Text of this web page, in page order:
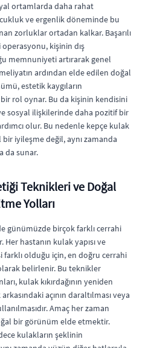
ortamlarda daha rahat
ve ergenlik döneminde bu
zorluklar ortadan kalkar. Başarılı
kişinin dış
memnuniyeti artırarak genel
ardından elde edilen doğal
estetik kaygıların
rol oynar. Bu da kişinin kendisini
sosyal ilişkilerinde daha pozitif bir
olur. Bu nedenle kepçe kulak
iyileşme değil, aynı zamanda
da sunar.
Teknikleri ve Doğal
Yolları
günümüzde birçok farklı cerrahi
hastanın kulak yapısı ve
olduğu için, en doğru cerrahi
belirlenir. Bu teknikler
kulak kıkırdağının yeniden
açının daraltılması veya
Amaç her zaman
bir görünüm elde etmektir.
kulakların şeklinin